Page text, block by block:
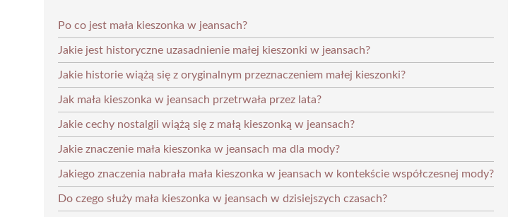
Po co jest mała kieszonka w jeansach?
Jakie jest historyczne uzasadnienie małej kieszonki w jeansach?
Jakie historie wiążą się z oryginalnym przeznaczeniem małej kieszonki?
Jak mała kieszonka w jeansach przetrwała przez lata?
Jakie cechy nostalgii wiążą się z małą kieszonką w jeansach?
Jakie znaczenie mała kieszonka w jeansach ma dla mody?
Jakiego znaczenia nabrała mała kieszonka w jeansach w kontekście współczesnej mody?
Do czego służy mała kieszonka w jeansach w dzisiejszych czasach?